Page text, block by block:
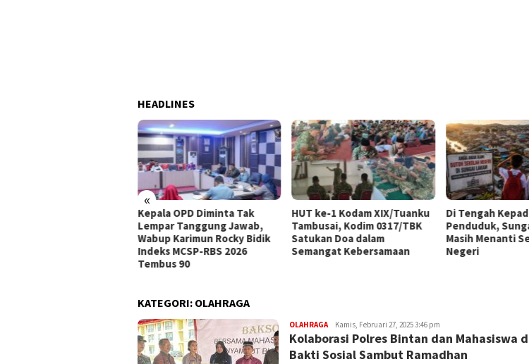
HEADLINES
«
Kepala OPD Diminta Tak
Lempar Tanggung Jawab,
Wabup Karimun Rocky Bidik
Indeks MCSP-RBS 2026
Tembus 90
HUT ke-1 Kodam XIX/Tuanku
Tambusai, Kodim 0317/TBK
Satukan Doa dalam
Semangat Kebersamaan
Di Tengah
Penduduk,
Masih Menanti
Negeri
KATEGORI: OLAHRAGA
OLAHRAGARedaksi
Kamis, Februari 27, 2025 3:46 pm
Kolaborasi Polres Bintan dan Mahasiswa
Bakti Sosial Sambut Ramadhan